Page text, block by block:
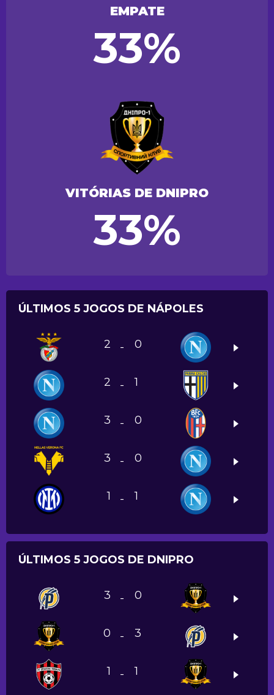
EMPATE
33%
VITÓRIAS DE DNIPRO
33%
ÚLTIMOS 5 JOGOS DE NÁPOLES
2 - 0
2 - 1
3 - 0
3 - 0
1 - 1
ÚLTIMOS 5 JOGOS DE DNIPRO
3 - 0
0 - 3
1 - 1